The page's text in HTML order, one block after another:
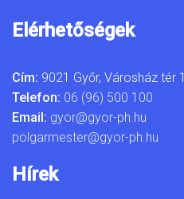
Elérhetőségek
Cím: 9021 Győr, Városház tér 1.
Telefon: 06 (96) 500 100
Email: gyor@gyor-ph.hu
polgarmester@gyor-ph.hu
Hírek